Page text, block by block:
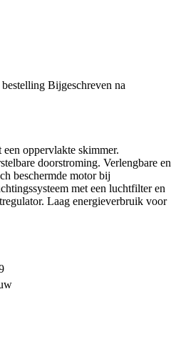
Bijgeschreven na
oppervlakte skimmer.
doorstroming. Verlengbare en
beschermde motor bij
met een luchtfilter en
Laag energieverbruik voor